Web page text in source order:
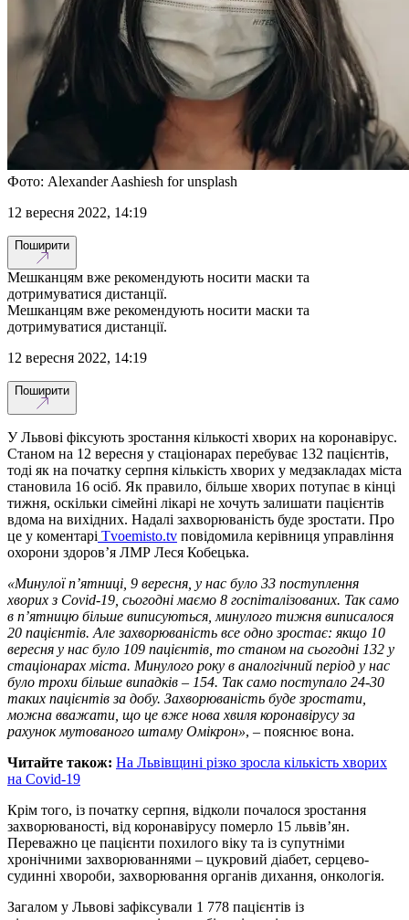
Фото: Alexander Aashiesh for unsplash
12 вересня 2022, 14:19
Поширити
Мешканцям вже рекомендують носити маски та
дотримуватися дистанції.
Мешканцям вже рекомендують носити маски та
дотримуватися дистанції.
12 вересня 2022, 14:19
Поширити
У Львові фіксують зростання кількості хворих на коронавірус.
Станом на 12 вересня у стаціонарах перебуває 132 пацієнтів,
тоді як на початку серпня кількість хворих у медзакладах міста
становила 16 осіб. Як правило, більше хворих потупає в кінці
тижня, оскільки сімейні лікарі не хочуть залишати пацієнтів
вдома на вихідних. Надалі захворюваність буде зростати. Про
це у коментарі Tvoemisto.tv повідомила керівниця управління
охорони здоров’я ЛМР Леся Кобецька.
«Минулої п’ятниці, 9 вересня, у нас було 33 поступлення
хворих з Covid-19, сьогодні маємо 8 госпіталізованих. Так само
в п’ятницю більше виписуються, минулого тижня виписалося
20 пацієнтів. Але захворюваність все одно зростає: якщо 10
вересня у нас було 109 пацієнтів, то станом на сьогодні 132 у
стаціонарах міста. Минулого року в аналогічний період у нас
було трохи більше випадків – 154. Так само поступало 24-30
таких пацієнтів за добу. Захворюваність буде зростати,
можна вважати, що це вже нова хвиля коронавірусу за
рахунок мутованого штаму Омікрон», – пояснює вона.
Читайте також: На Львівщині різко зросла кількість хворих
на Covid-19
Крім того, із початку серпня, відколи почалося зростання
захворюваності, від коронавірусу померло 15 львів’ян.
Переважно це пацієнти похилого віку та із супутніми
хронічними захворюваннями – цукровий діабет, серцево-
судинні хвороби, захворювання органів дихання, онкологія.
Загалом у Львові зафіксували 1 778 пацієнтів із